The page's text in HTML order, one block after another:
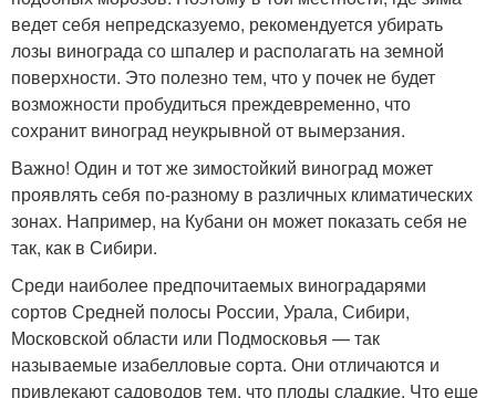
ведет себя непредсказуемо, рекомендуется убирать
лозы винограда со шпалер и располагать на земной
поверхности. Это полезно тем, что у почек не будет
возможности пробудиться преждевременно, что
сохранит виноград неукрывной от вымерзания.
Важно! Один и тот же зимостойкий виноград может
проявлять себя по-разному в различных климатических
зонах. Например, на Кубани он может показать себя не
так, как в Сибири.
Среди наиболее предпочитаемых виноградарями
сортов Средней полосы России, Урала, Сибири,
Московской области или Подмосковья — так
называемые изабелловые сорта. Они отличаются и
привлекают садоводов тем, что плоды сладкие. Что еще